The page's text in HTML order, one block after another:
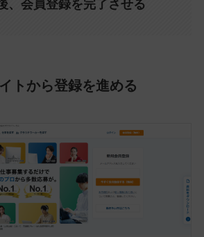
、会員登録を完了させる
トから登録を進める